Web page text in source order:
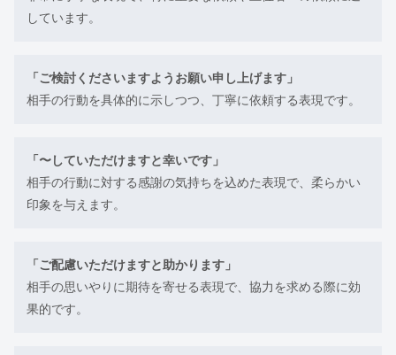
しています。
「ご検討くださいますようお願い申し上げます」
相手の行動を具体的に示しつつ、丁寧に依頼する表現です。
「〜していただけますと幸いです」
相手の行動に対する感謝の気持ちを込めた表現で、柔らかい
印象を与えます。
「ご配慮いただけますと助かります」
相手の思いやりに期待を寄せる表現で、協力を求める際に効
果的です。